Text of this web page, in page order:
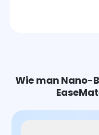
Wie man Nano-